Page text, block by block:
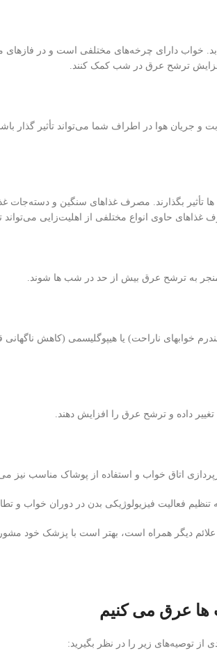
خواب دارای چرخه‌های مختلفی است و در فازهای
افزایش ترشح عرق در شب کمک کنند.
هوا در اطراف شما می‌تواند تأثیر گذار
بگذارند. مصرف غذاهای سنگین و دسته‌جات
حاوی انواع مختلفی از اهلیت‌زایی می‌تواند
منجر به ترشح عرق بیش از حد در شب ها شوند.
خوابهای ناراحت) یا هیپوگلیسمی (کاهش
داده و ترشح عرق را افزایش دهند.
اتاق خواب و استفاده از پوشاک مناسب نیز
فعالیت فیزیولوژیکی بدن در دوران خواب و
دیگر همراه است، بهتر است با پزشک خود
عرق می کنیم
از توصیه‌های زیر را در نظر بگیرید: